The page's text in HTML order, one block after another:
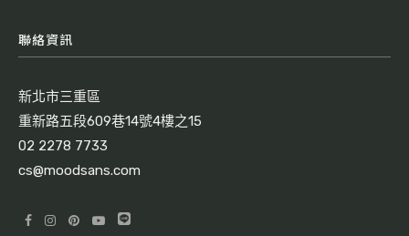
聯絡資訊
新北市三重區
重新路五段609巷14號4樓之15
02 2278 7733
cs@moodsans.com